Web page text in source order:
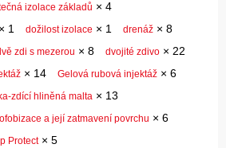
izolace základů × 4
× 1 dožilost izolace × 1 drenáž × 8
zdi s mezerou × 8 dvojité zdivo × 22
× 14 Gelová rubová injektáž × 6
zdící hliněná malta × 13
a její zatmavení povrchu × 6
Protect× 5